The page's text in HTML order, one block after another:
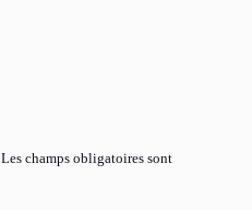
Les champs obligatoires sont